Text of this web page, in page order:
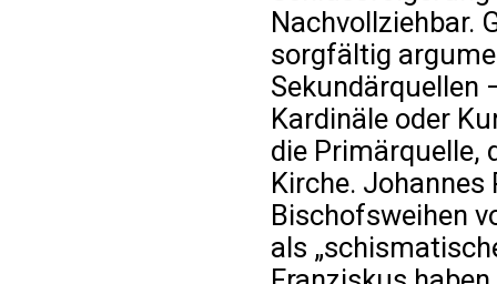
Nachvollziehbar.
sorgfältig
Sekundärquellen
Kardinäle oder
die Primärquelle,
Kirche. Johannes
Bischofsweihen
als